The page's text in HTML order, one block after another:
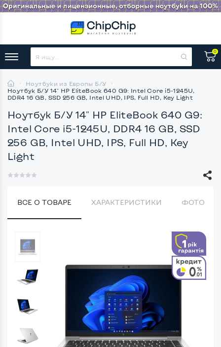
0
Ноутбуки из Европы Б/У
Ноутбук Б/У 14" HP EliteBook 640 G9: Intel Core i5-1245U,
DDR4 16 GB, SSD 256 GB, Intel UHD, IPS, Full HD, Key Light
Ноутбук Б/У 14" HP EliteBook 640 G9:
Intel Core i5-1245U, DDR4 16 GB, SSD
256 GB, Intel UHD, IPS, Full HD, Key
Light
ВСЕ О ТОВАРЕ ХАРАКТЕРИСТИКИ ФОТО